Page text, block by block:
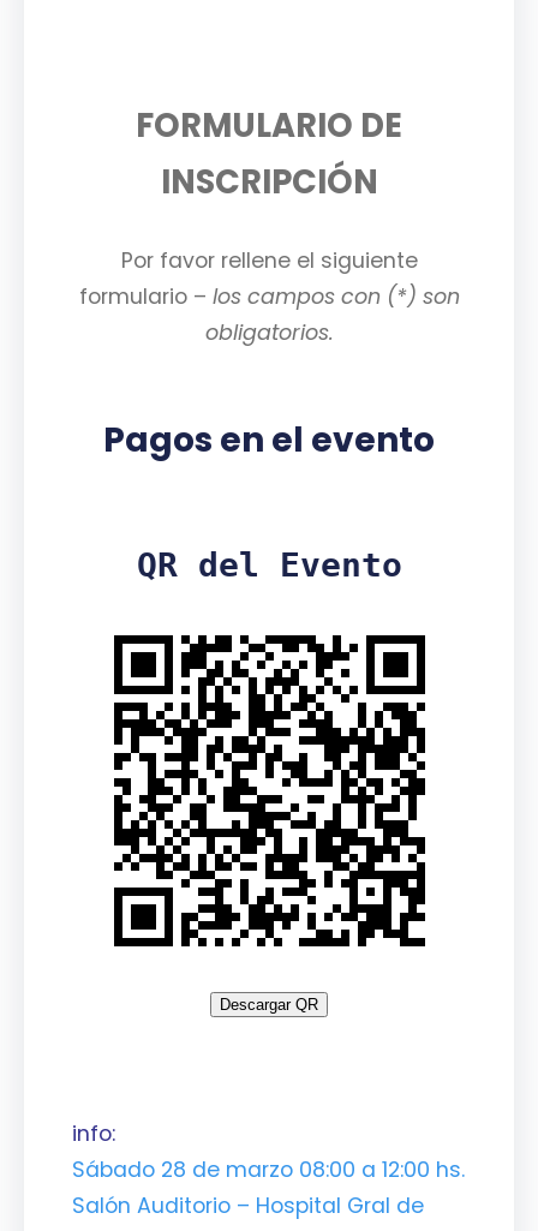
FORMULARIO DE
INSCRIPCIÓN
Por favor rellene el siguiente
formulario – los campos con (*) son
obligatorios.
Pagos en el evento
QR del Evento
Descargar QR
info:
Sábado 28 de marzo 08:00 a 12:00 hs.
Salón Auditorio – Hospital Gral de